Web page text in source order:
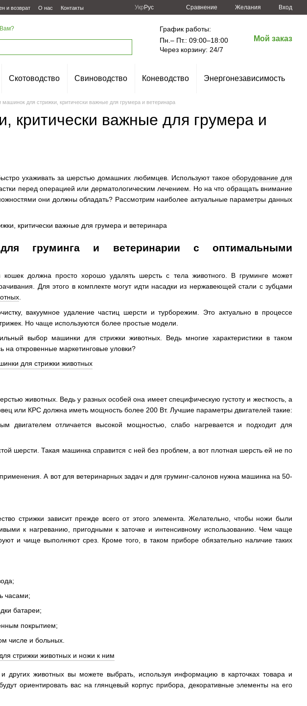
и возврат О нас Контакты Укр Рус Сравнение Желания Вход
График работы:
Пн.– Пт.: 09:00–18:00
Через корзину: 24/7
Мой заказ
Скотоводство Свиноводство Коневодство Энергонезависимость
машинок для стрижки, критически важные для грумера и ветеринара
критически важные для грумера и
ухаживать за шерстью домашних любимцев. Используют такое оборудование для
перед операцией или дерматологическим лечением. Но на что обращать внимание
они должны обладать? Рассмотрим наиболее актуальные параметры данных
груминга и ветеринарии с оптимальными
должна просто хорошо удалять шерсть с тела животного. В груминге может
Для этого в комплекте могут идти насадки из нержавеющей стали с зубцами
вакуумное удаление частиц шерсти и турборежим. Это актуально в процессе
Но чаще используются более простые модели.
выбор машинки для стрижки животных. Ведь многие характеристики в таком
на откровенные маркетинговые уловки?
животных. Ведь у разных особей она имеет специфическую густоту и жесткость, а
или КРС должна иметь мощность более 200 Вт. Лучшие параметры двигателей такие:
двигателем отличается высокой мощностью, слабо нагревается и подходит для
шерсти. Такая машинка справится с ней без проблем, а вот плотная шерсть ей не по
А вот для ветеринарных задач и для груминг-салонов нужна машинка на 50-
стрижки зависит прежде всего от этого элемента. Желательно, чтобы ножи были
к нагреванию, пригодными к заточке и интенсивному использованию. Чем чаще
и чище выполняют срез. Кроме того, в таком приборе обязательно наличие таких
часами;
батареи;
покрытием;
числе и больных.
животных вы можете выбрать, используя информацию в карточках товара и
ориентировать вас на глянцевый корпус прибора, декоративные элементы на его